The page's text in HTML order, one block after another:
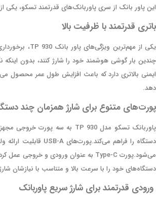
این پاور بانک از سری پاوربانک‌های قدرتمند تسکو، یکی
باتری قدرتمند با ظرفیت بالا
چندین بار گوشی هوشمند خود را شارژ کنند، بدون اینکه
دهد.
پورت‌های متنوع برای شارژ همزمان چند
دستگاه‌های خود را با سرعت بالا و متناسب با نیازشان
ورودی قدرتمند برای شارژ سریع پاوربانک